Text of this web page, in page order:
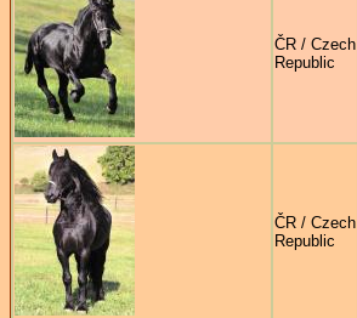
ČR / Czech
Republic
ČR / Czech
Republic